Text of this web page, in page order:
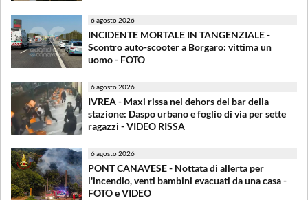
6 agosto 2026
INCIDENTE MORTALE IN TANGENZIALE -
Scontro auto-scooter a Borgaro: vittima un
uomo - FOTO
6 agosto 2026
IVREA - Maxi rissa nel dehors del bar della
stazione: Daspo urbano e foglio di via per sette
ragazzi - VIDEO RISSA
6 agosto 2026
PONT CANAVESE - Nottata di allerta per
l'incendio, venti bambini evacuati da una casa -
FOTO e VIDEO